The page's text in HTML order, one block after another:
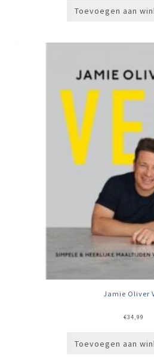
Toevoegen aan
Jamie Oliver
€34,99
Toevoegen aan